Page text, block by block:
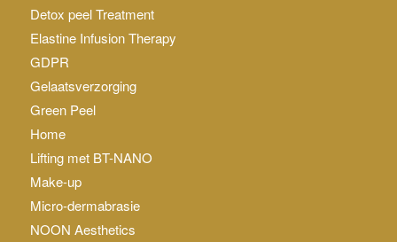
Detox peel Treatment
Elastine Infusion Therapy
GDPR
Gelaatsverzorging
Green Peel
Home
Lifting met BT-NANO
Make-up
Micro-dermabrasie
NOON Aesthetics